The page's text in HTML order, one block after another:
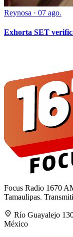
Reynosa · 07 ago.
Exhorta SET
Focus Radio 1670
Tamaulipas.
Río Guayalejo
México